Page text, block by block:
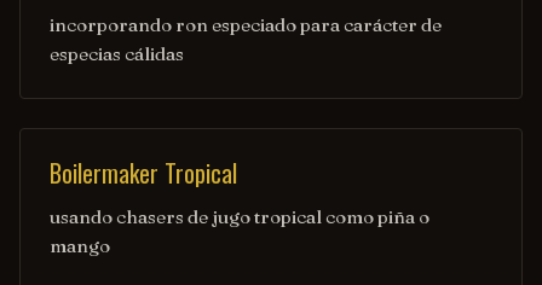
incorporando ron especiado para carácter de
especias cálidas
Boilermaker Tropical
usando chasers de jugo tropical como piña o
mango